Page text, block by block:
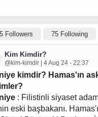
Ceptekiler.Com -
F.A.Q.
5 Followers 75 Following
Kim Kimdir?
@kim-kimdir | 4 Aug 24 - 22:37
kimdir? Hamas'ın
: Filistinli siyaset
eski başbakanı.